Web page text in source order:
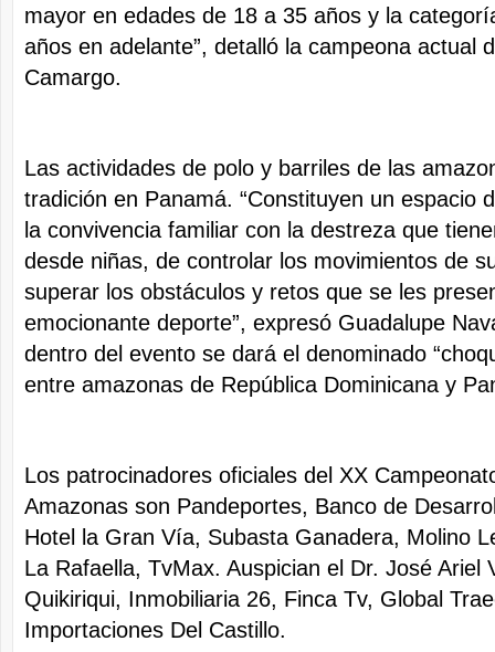
mayor en edades de 18 a 35 años y la
años en adelante”, detalló la campeona actual
Camargo.
Las actividades de polo y barriles de las
tradición en Panamá. “Constituyen un espacio
la convivencia familiar con la destreza que
desde niñas, de controlar los movimientos de
superar los obstáculos y retos que se les
emocionante deporte”, expresó Guadalupe
dentro del evento se dará el denominado
entre amazonas de República Dominicana y
Los patrocinadores oficiales del XX
Amazonas son Pandeportes, Banco de
Hotel la Gran Vía, Subasta Ganadera, Molino
La Rafaella, TvMax. Auspician el Dr. José Ariel
Quikiriqui, Inmobiliaria 26, Finca Tv, Global
Importaciones Del Castillo.